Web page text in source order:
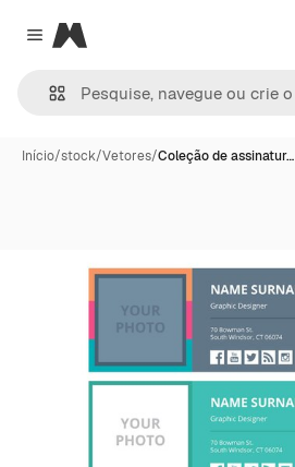
Close menu
Magnific
Início/stock/Vetores/Coleção de assinatur…